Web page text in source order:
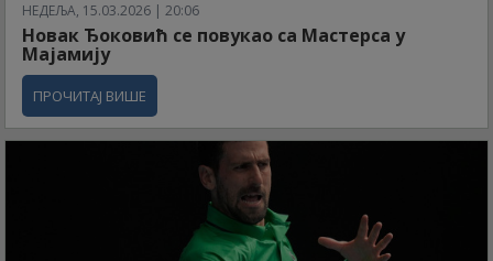
НЕДЕЉА, 15.03.2026 | 20:06
Новак Ђоковић се повукао са Мастерса у
Мајамију
ПРОЧИТАЈ ВИШЕ